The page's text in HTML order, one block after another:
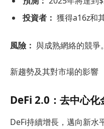
投資者： 獲得a16z和
風險： 與成熟網絡的競爭。
新趨勢及其對市場的影響
DeFi 2.0：去中心化
DeFi持續增長，邁向新水